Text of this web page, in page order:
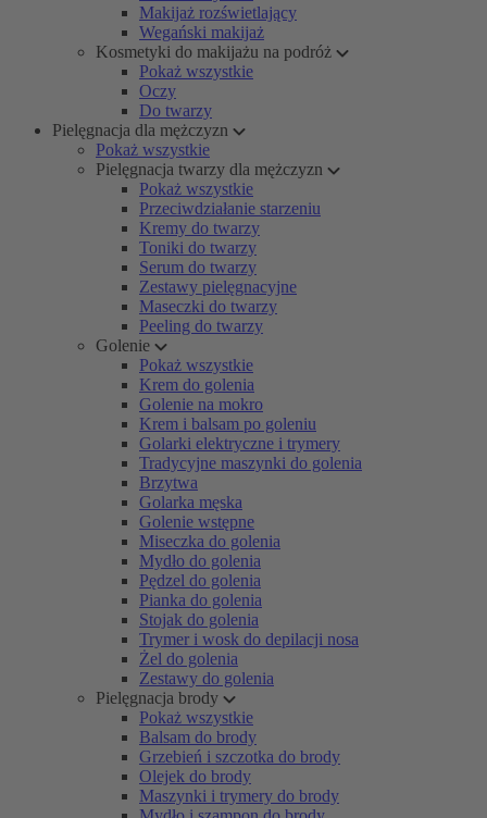
Makijaż rozświetlający
Wegański makijaż
Kosmetyki do makijażu na podróż
Pokaż wszystkie
Oczy
Do twarzy
Pielęgnacja dla mężczyzn
Pokaż wszystkie
Pielęgnacja twarzy dla mężczyzn
Pokaż wszystkie
Przeciwdziałanie starzeniu
Kremy do twarzy
Toniki do twarzy
Serum do twarzy
Zestawy pielęgnacyjne
Maseczki do twarzy
Peeling do twarzy
Golenie
Pokaż wszystkie
Krem do golenia
Golenie na mokro
Krem i balsam po goleniu
Golarki elektryczne i trymery
Tradycyjne maszynki do golenia
Brzytwa
Golarka męska
Golenie wstępne
Miseczka do golenia
Mydło do golenia
Pędzel do golenia
Pianka do golenia
Stojak do golenia
Trymer i wosk do depilacji nosa
Żel do golenia
Zestawy do golenia
Pielęgnacja brody
Pokaż wszystkie
Balsam do brody
Grzebień i szczotka do brody
Olejek do brody
Maszynki i trymery do brody